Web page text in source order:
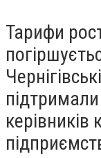
Тарифи